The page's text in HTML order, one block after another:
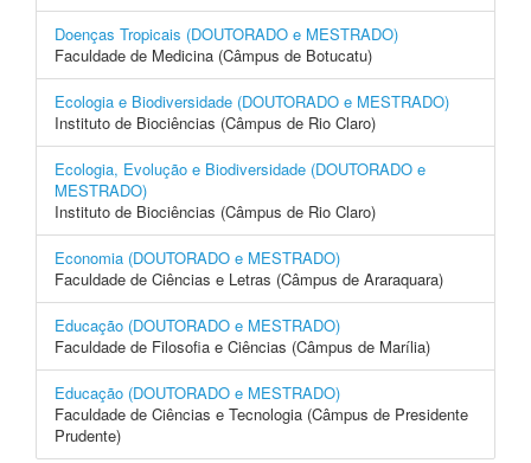
Doenças Tropicais (DOUTORADO e MESTRADO)
Faculdade de Medicina (Câmpus de Botucatu)
Ecologia e Biodiversidade (DOUTORADO e MESTRADO)
Instituto de Biociências (Câmpus de Rio Claro)
Ecologia, Evolução e Biodiversidade (DOUTORADO e
MESTRADO)
Instituto de Biociências (Câmpus de Rio Claro)
Economia (DOUTORADO e MESTRADO)
Faculdade de Ciências e Letras (Câmpus de Araraquara)
Educação (DOUTORADO e MESTRADO)
Faculdade de Filosofia e Ciências (Câmpus de Marília)
Educação (DOUTORADO e MESTRADO)
Faculdade de Ciências e Tecnologia (Câmpus de Presidente
Prudente)